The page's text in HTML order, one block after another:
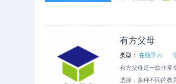
有方父母
类型： 在线学习
有方父母是一款非常
选择，多种不同的教